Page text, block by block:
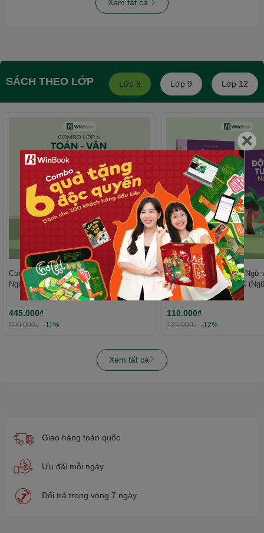
Xem tất cả
SÁCH THEO LỚP Lớp 6 Lớp 9 Lớp 12
Combo Đột phá tư duy Toán 6 (2 tập),
Ngữ văn 6 (2 tập) - Dùng cho mọi bộ
SGK - Tự học hiệu quả | WinBook
445.000₫
500.000₫ -11%
Sách - Đột phá tư duy Ngữ
chung cho mọi bộ SGK
trời sáng tạo) - Tự học hiệu
110.000₫
125.000₫ -12%
Xem tất cả
Giao hàng toàn quốc
Ưu đãi mỗi ngày
Đổi trả trong vòng 7 ngày